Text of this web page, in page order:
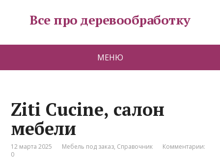
Все про деревообработку
МЕНЮ
Ziti Cucine, салон
мебели
12 марта 2025 Мебель под заказ, Справочник
Комментарии:
0